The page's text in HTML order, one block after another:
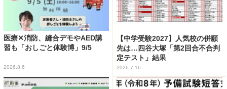
医療✕消防、縫合デモやAED講
習も「おしごと体験博」9/5
2026.8.6
【中学受験2027】人気校の併願
先は…四谷大塚「第2回合不合判
定テスト」結果
2026.7.16